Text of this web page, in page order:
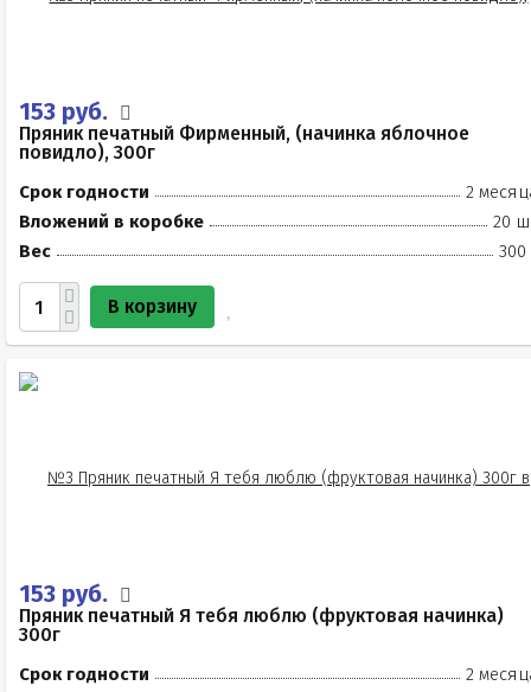
153 руб.
Пряник печатный Фирменный, (начинка яблочное
повидло), 300г
Срок годности
2
Вложений в коробке
20
Вес
300
В корзину
153 руб.
Пряник печатный Я тебя люблю (фруктовая начинка)
300г
Срок годности
2